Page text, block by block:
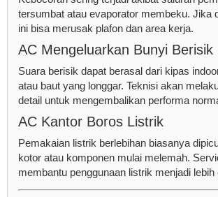
tersumbat atau evaporator membeku. Jika
ini bisa merusak plafon dan area kerja.
AC Mengeluarkan Bunyi Berisik
Suara berisik dapat berasal dari kipas
atau baut yang longgar. Teknisi akan
detail untuk mengembalikan performa
AC Kantor Boros Listrik
Pemakaian listrik berlebihan biasanya
kotor atau komponen mulai melemah.
membantu penggunaan listrik menjadi lebih